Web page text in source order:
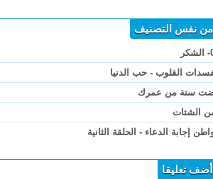
من نفس التصنيف
القلوب - حب الدنيا
سنة من عمرك
الشتات
إجابة الدعاء - الحلقة الثانية
أضف تعليقا